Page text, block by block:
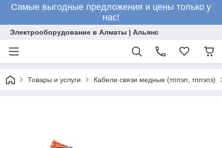
Самые выгодные предложения и цены только у
нас!
Электрооборудование в Алматы | Альянс
Товары и услуги Кабели связи медные (тппэп, тппэпз)